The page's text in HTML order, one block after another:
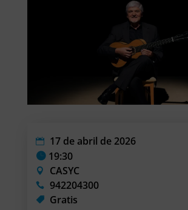
17 de abril de 2026
19:30
CASYC
942204300
Gratis